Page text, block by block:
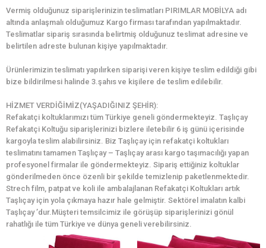
Vermiş olduğunuz siparişlerinizin teslimatları PIRIMLAR MOBİLYA adı
altında anlaşmalı olduğumuz Kargo firması tarafından yapılmaktadır.
Teslimatlar sipariş sırasında belirtmiş olduğunuz teslimat adresine ve
belirtilen adreste bulunan kişiye yapılmaktadır.
Ürünlerimizin teslimatı yapılırken siparişi veren kişiye teslim edildiği gibi
bize bildirilmesi halinde 3.şahıs ve kişilere de teslim edilebilir.
HİZMET VERDİĞİMİZ(YAŞADIĞINIZ ŞEHİR):
Refakatçi koltuklarımızı tüm Türkiye geneli göndermekteyiz. Taşlıçay
Refakatçi Koltuğu siparişlerinizi bizlere iletebilir 6 iş günü içerisinde
kargoyla teslim alabilirsiniz. Biz Taşlıçay için refakatçi koltukları
teslimatını tamamen Taşlıçay – Taşlıçay arası kargo taşımacılığı yapan
profesyonel firmalar ile göndermekteyiz. Sipariş ettiğiniz koltuklar
gönderilmeden önce özenli bir şekilde temizlenip paketlenmektedir.
Strech film, patpat ve koli ile ambalajlanan Refakatçi Koltukları artık
Taşlıçay için yola çıkmaya hazır hale gelmiştir. Sektörel imalatın kalbi
Taşlıçay ’dur.Müşteri temsilcimiz ile görüşüp siparişlerinizi gönül
rahatlığı ile tüm Türkiye ve dünya geneli verebilirsiniz.